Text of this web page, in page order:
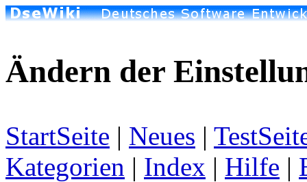
Ändern der
StartSeite | Neues |
Kategorien | Index | Hilfe |